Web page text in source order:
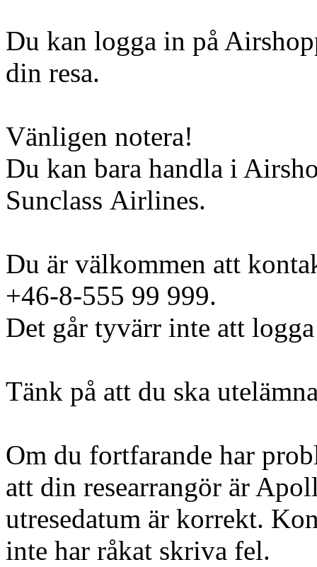
Du kan logga in på
din resa.
Vänligen notera!
Du kan bara handla i
Sunclass Airlines.
Du är välkommen att
+46-8-555 99 999.
Det går tyvärr inte att
Tänk på att du ska
Om du fortfarande har
att din researrangör är
utresedatum är korrekt.
inte har råkat skriva fel.